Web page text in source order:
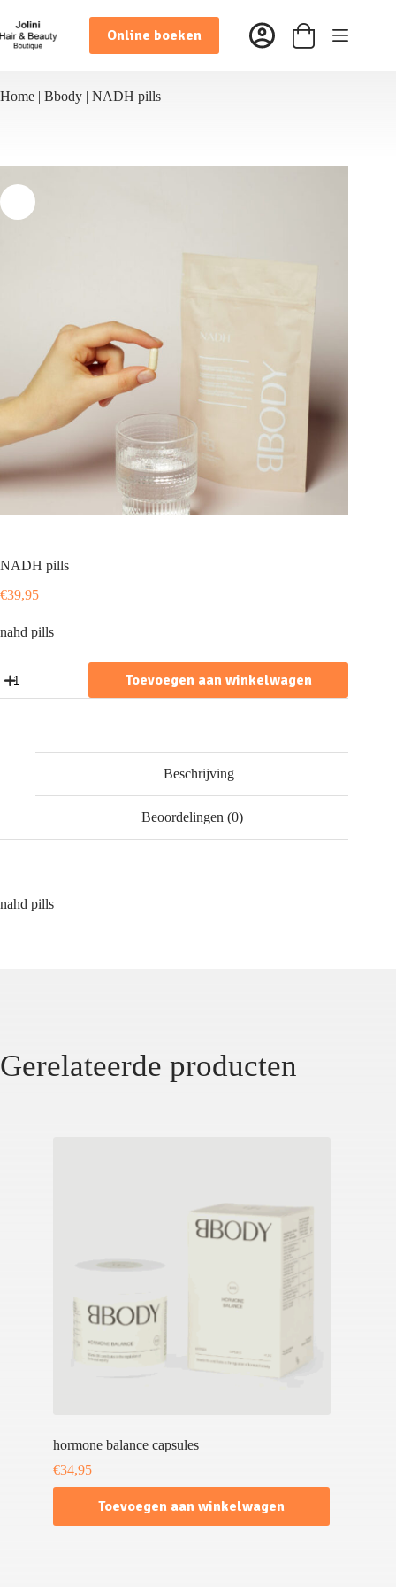
naar
de
inhoud
Online boeken Winkelwagen
Home | Bbody | NADH pills
NADH pills
€39,95
nahd pills
pills
aantal
Toevoegen aan winkelwagen
Beschrijving
Beoordelingen (0)
nahd pills
Gerelateerde producten
hormone balance capsules
€34,95
Toevoegen aan winkelwagen